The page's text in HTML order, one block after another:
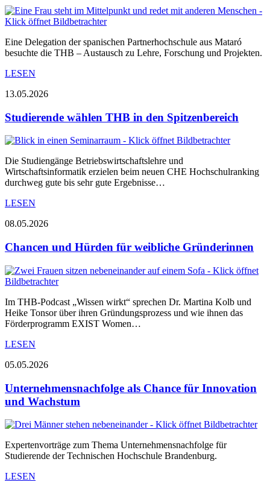
Eine Delegation der spanischen Partnerhochschule aus Mataró
besuchte die THB – Austausch zu Lehre, Forschung und Projekten.
LESEN
13.05.2026
Studierende wählen THB in den Spitzenbereich
Die Studiengänge Betriebswirtschaftslehre und
Wirtschaftsinformatik erzielen beim neuen CHE Hochschulranking
durchweg gute bis sehr gute Ergebnisse…
LESEN
08.05.2026
Chancen und Hürden für weibliche Gründerinnen
Im THB-Podcast „Wissen wirkt“ sprechen Dr. Martina Kolb und
Heike Tonsor über ihren Gründungsprozess und wie ihnen das
Förderprogramm EXIST Women…
LESEN
05.05.2026
Unternehmensnachfolge als Chance für Innovation
und Wachstum
Expertenvorträge zum Thema Unternehmensnachfolge für
Studierende der Technischen Hochschule Brandenburg.
LESEN